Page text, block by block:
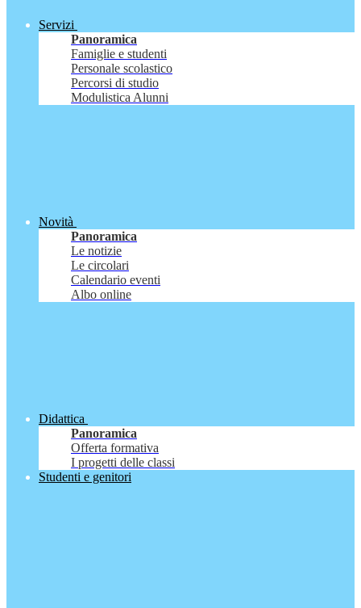
Servizi
Panoramica
Famiglie e studenti
Personale scolastico
Percorsi di studio
Modulistica Alunni
Novità
Panoramica
Le notizie
Le circolari
Calendario eventi
Albo online
Didattica
Panoramica
Offerta formativa
I progetti delle classi
Studenti e genitori